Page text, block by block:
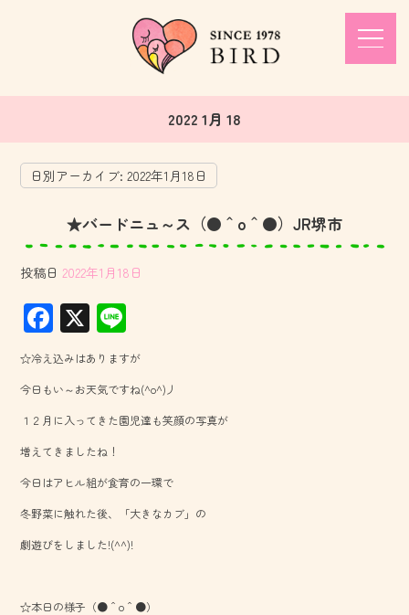
2022 1月 18
日別アーカイブ:2022年1月18日
★バードニュ～ス（●＾o＾●）JR堺市
投稿日 2022年1月18日
F
ac
e
b
o
ok
X
ne
☆冷え込みはありますが
今日もい～お天気ですね(^o^)丿
１２月に入ってきた園児達も笑顔の写真が
増えてきましたね！
今日はアヒル組が食育の一環で
冬野菜に触れた後、「大きなカブ」の
劇遊びをしました!(^^)!
☆本日の様子（●＾o＾●）